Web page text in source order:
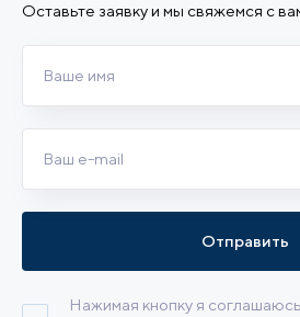
Оставьте заявку и мы свяжемся с
Нажимая кнопку я соглашаюсь
Отправить